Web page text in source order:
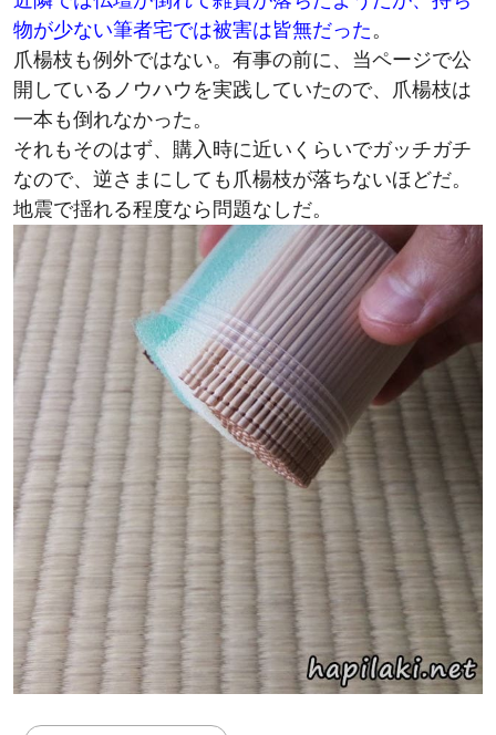
爪楊枝も例外ではない。有事の前に、当ページで公
開しているノウハウを実践していたので、爪楊枝は
一本も倒れなかった。
それもそのはず、購入時に近いくらいでガッチガチ
なので、逆さまにしても爪楊枝が落ちないほどだ。
地震で揺れる程度なら問題なしだ。
ちょっと待った～！